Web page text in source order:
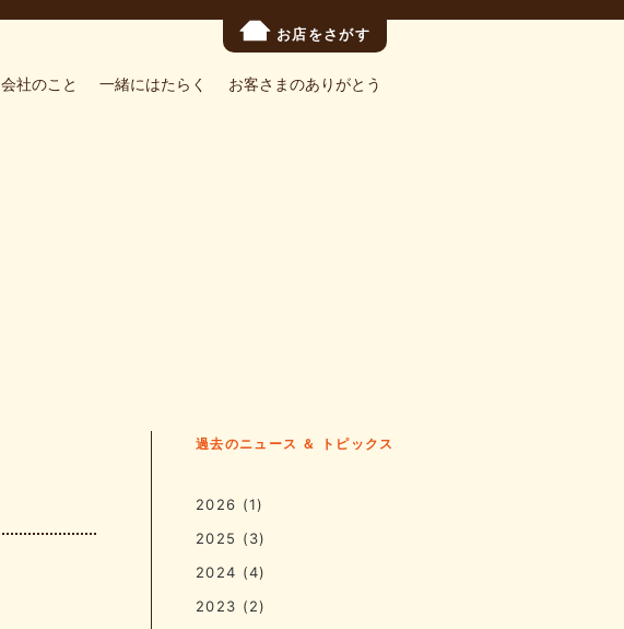
お店をさがす
会社のこと 一緒にはたらく お客さまのありがとう
過去のニュース ＆ トピックス
2026 (1)
2025 (3)
2024 (4)
2023 (2)